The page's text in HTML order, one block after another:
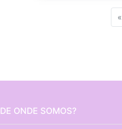
«
DE ONDE SOMOS?